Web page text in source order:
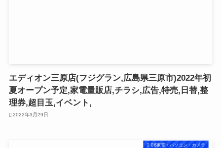
エディオン三原店(フジグラン,広島県三原市)2022年初
夏オープン予定,家電量販店,チラシ,広告,特売,日替,整
理券,超目玉,イベント,
2022年3月29日
06家電・パソコン・カメラ